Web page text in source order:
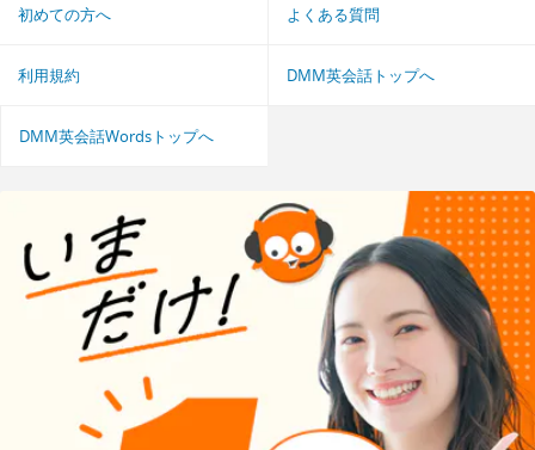
初めての方へ よくある質問
利用規約 DMM英会話トップへ
DMM英会話Wordsトップへ